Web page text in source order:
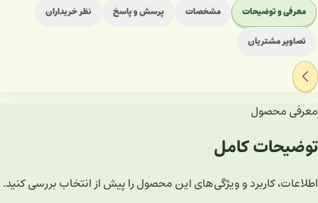
معرفی و توضیحات مشخصات پرسش و پاسخ نظر خریداران
تصاویر مشتریان
معرفی محصول
توضیحات کامل
اطلاعات، کاربرد و ویژگی‌های این محصول را پیش از انتخاب بررسی کنید.